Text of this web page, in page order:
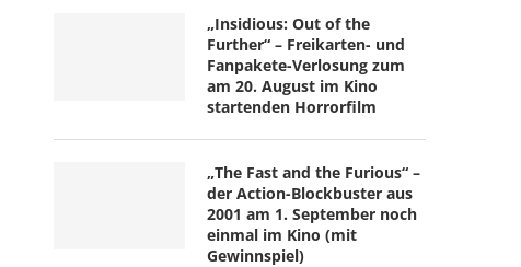
„Insidious: Out of the
Further“ – Freikarten- und
Fanpakete-Verlosung zum
am 20. August im Kino
startenden Horrorfilm
„The Fast and the Furious“ –
der Action-Blockbuster aus
2001 am 1. September noch
einmal im Kino (mit
Gewinnspiel)